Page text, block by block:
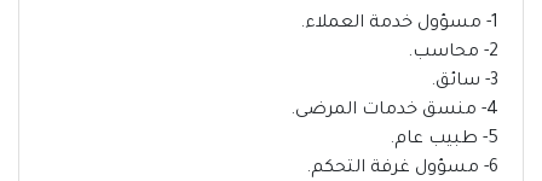
1- مسؤول خدمة العملاء.
2- محاسب.
3- سائق.
4- منسق خدمات المرضى.
5- طبيب عام.
6- مسؤول غرفة التحكم.